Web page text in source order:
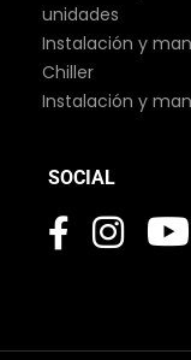
unidades
Instalación y
Chiller
Instalación y
SOCIAL